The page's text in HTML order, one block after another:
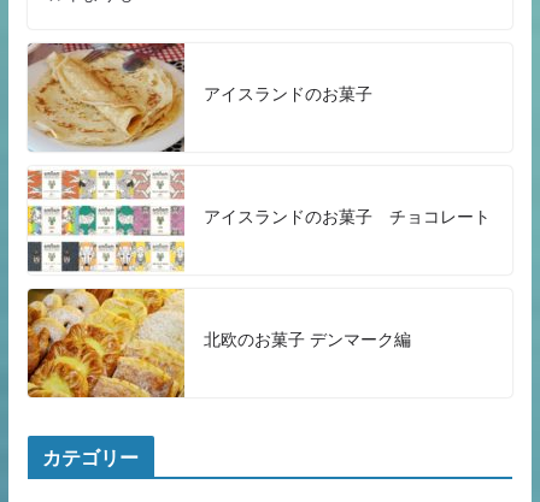
アイスランドのお菓子
アイスランドのお菓子 チョコレート
北欧のお菓子 デンマーク編
カテゴリー